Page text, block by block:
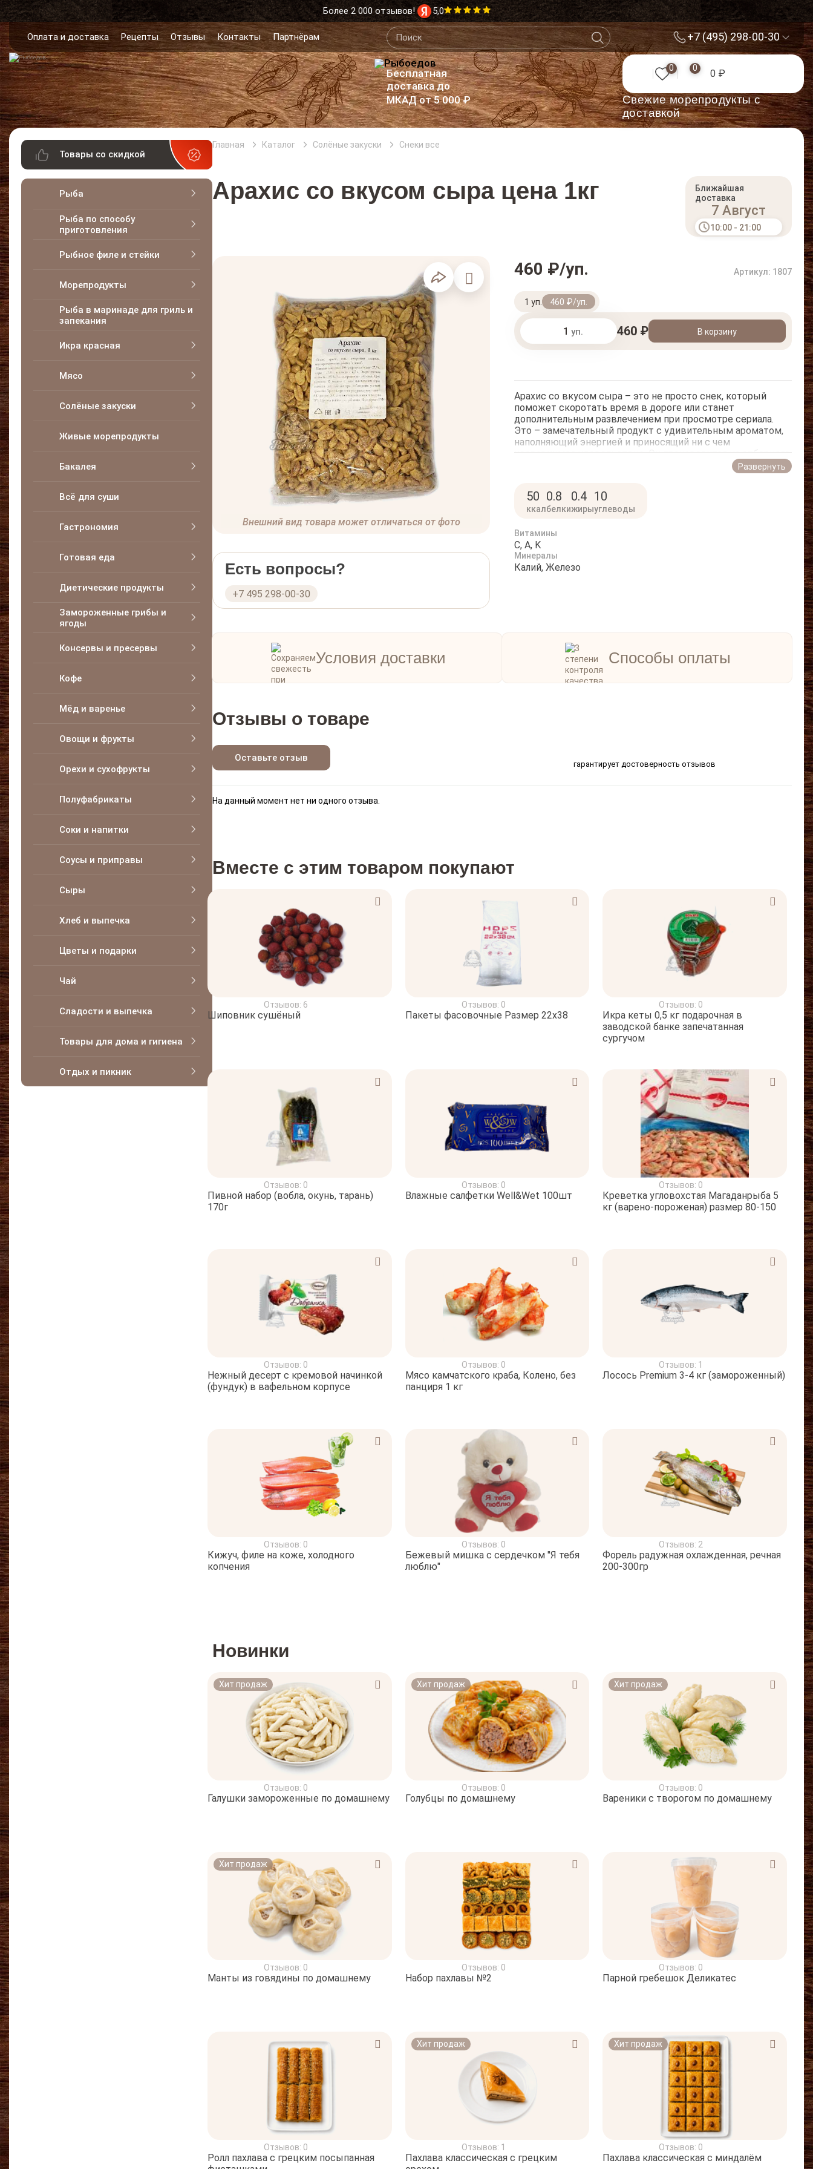
Более 2 000 отзывов! 5,0
Оплата и доставка Рецепты Отзывы Контакты Партнёрам +7 (495) 298-00-30
Бесплатная
доставка до
МКАД от 5 000 ₽
0 0 0 ₽
Cвежие морепродукты с
доставкой
Товары со скидкой
Рыба
Рыба по способу
приготовления
Рыбное филе и стейки
Морепродукты
Рыба в маринаде для гриль и
запекания
Икра красная
Мясо
Солёные закуски
Живые морепродукты
Бакалея
Всё для суши
Гастрономия
Готовая еда
Диетические продукты
Замороженные грибы и
ягоды
Консервы и пресервы
Кофе
Мёд и варенье
Овощи и фрукты
Орехи и сухофрукты
Полуфабрикаты
Соки и напитки
Соусы и приправы
Сыры
Хлеб и выпечка
Цветы и подарки
Чай
Сладости и выпечка
Товары для дома и гигиена
Отдых и пикник
Главная Каталог Солёные закуски Снеки все
Арахис со вкусом сыра цена 1кг
Ближайшая
доставка
7 Август
10:00 - 21:00
Внешний вид товара может отличаться от фото
Есть вопросы?
+7 495 298-00-30
460 ₽/уп. Артикул: 1807
1 уп. 460 ₽/уп.
уп. 460 ₽ В корзину
Арахис со вкусом сыра – это не просто снек, который
поможет скоротать время в дороге или станет
дополнительным развлечением при просмотре сериала.
Это – замечательный продукт с удивительным ароматом,
наполняющий энергией и приносящий ни с чем
несравнимое удовольствие. Он производится из отборного
арахиса. Земляные орехи обжаривают с любовью, поэтому
каждое зернышко несет только положительные эмоции.
цене!
Чтобы купить арахис со вкусом сыра в нашем интернет-
Обеспечиваем оперативную доставку в любой район
Москвы!
Развернуть
50
ккал
0.8
белки
0.4
жиры
10
углеводы
Витамины
C, A, K
Минералы
Калий, Железо
Условия доставки Способы оплаты
Отзывы о товаре
Оставьте отзыв
гарантирует достоверность отзывов
На данный момент нет ни одного отзыва.
Вместе с этим товаром покупают
Отзывов: 6
Шиповник сушёный
Отзывов: 0
Пакеты фасовочные Размер 22x38
Отзывов: 0
Икра кеты 0,5 кг подарочная в
заводской банке запечатанная
сургучом
Отзывов: 0
Пивной набор (вобла, окунь, тарань)
170г
Отзывов: 0
Влажные салфетки Well&Wet 100шт
Отзывов: 0
Креветка угловохстая Магаданрыба 5
кг (варено-пороженая) размер 80-150
Отзывов: 0
Нежный десерт с кремовой начинкой
(фундук) в вафельном корпусе
Отзывов: 0
Мясо камчатского краба, Колено, без
панциря 1 кг
Отзывов: 1
Лосось Premium 3-4 кг (замороженный)
Отзывов: 0
Кижуч, филе на коже, холодного
копчения
Отзывов: 0
Бежевый мишка с сердечком "Я тебя
люблю"
Отзывов: 2
Форель радужная охлажденная, речная
200-300гр
Новинки
Хит продаж
Отзывов: 0
Галушки замороженные по домашнему
Хит продаж
Отзывов: 0
Голубцы по домашнему
Хит продаж
Отзывов: 0
Вареники с творогом по домашнему
Хит продаж
Отзывов: 0
Манты из говядины по домашнему
Отзывов: 0
Набор пахлавы №2
Отзывов: 0
Парной гребешок Деликатес
Отзывов: 0
Ролл пахлава с грецким посыпанная
Хит продаж
Отзывов: 1
Пахлава классическая с грецким
Хит продаж
Отзывов: 0
Пахлава классическая с миндалём